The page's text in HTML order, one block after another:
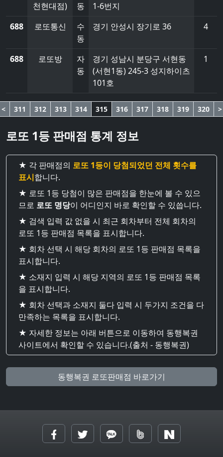
천현대점)
동
1-6번지
688 로또통신
수
동
경기 안성시 장기로 36 4
688 로또방
자
동
경기 성남시 분당구 서현동
(서현1동) 245-3 성지하이츠
101호
1
< 311 312 313 314 315 316 317 318 319 320 >
로또 1등 판매점 통계 정보
★ 각 판매점의 로또 1등이 당첨되었던 전체 횟수를
표시합니다.
★ 로또 1등 당첨이 많은 판매점을 한눈에 볼 수 있으
므로 로또 명당이 어디인지 바로 확인할 수 있씁니다.
★ 검색 입력 값 없을 시 최근 회차부터 전체 회차의
로또 1등 판매점 목록을 표시합니다.
★ 회차 선택 시 해당 회차의 로또 1등 판매점 목록을
표시합니다.
★ 소재지 입력 시 해당 지역의 로또 1등 판매점 목록
을 표시합니다.
★ 회차 선택과 소재지 둘다 입력 시 두가지 조건을 다
만족하는 목록을 표시합니다.
★ 자세한 정보는 아래 버튼으로 이동하여 동행복권
사이트에서 확인할 수 있습니다.(출처 - 동행복권)
동행복권 로또판매점 바로가기